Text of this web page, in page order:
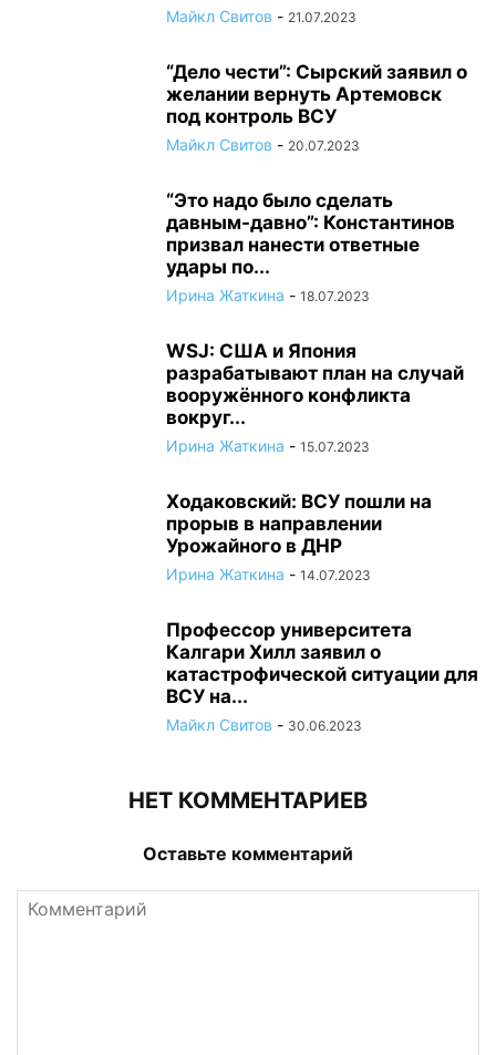
Майкл Свитов - 21.07.2023
“Дело чести”: Сырский заявил о
желании вернуть Артемовск
под контроль ВСУ
Майкл Свитов - 20.07.2023
“Это надо было сделать
давным-давно”: Константинов
призвал нанести ответные
удары по...
Ирина Жаткина - 18.07.2023
WSJ: США и Япония
разрабатывают план на случай
вооружённого конфликта
вокруг...
Ирина Жаткина - 15.07.2023
Ходаковский: ВСУ пошли на
прорыв в направлении
Урожайного в ДНР
Ирина Жаткина - 14.07.2023
Профессор университета
Калгари Хилл заявил о
катастрофической ситуации для
ВСУ на...
Майкл Свитов - 30.06.2023
НЕТ КОММЕНТАРИЕВ
Оставьте комментарий